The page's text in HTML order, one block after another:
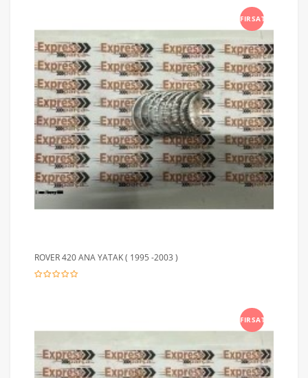
FIRSAT
ROVER 420 ANA YATAK ( 1995 -2003 )
FIRSAT